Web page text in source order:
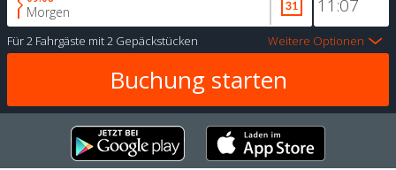
Morgen
Für2 Fahrgäste mit2 Gepäckstücken Weitere Optionen